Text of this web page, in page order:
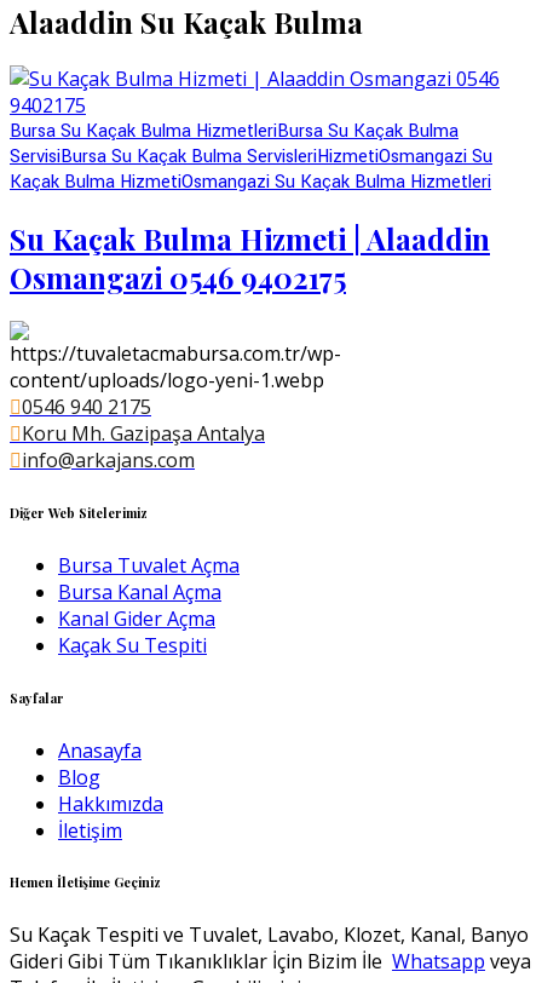
Alaaddin Su Kaçak Bulma
Bursa Su Kaçak Bulma HizmetleriBursa Su Kaçak Bulma
ServisiBursa Su Kaçak Bulma ServisleriHizmetiOsmangazi Su
Kaçak Bulma HizmetiOsmangazi Su Kaçak Bulma Hizmetleri
Su Kaçak Bulma Hizmeti | Alaaddin
Osmangazi 0546 9402175
0546 940 2175
Koru Mh. Gazipaşa Antalya
info@arkajans.com
Diğer Web Sitelerimiz
Bursa Tuvalet Açma
Bursa Kanal Açma
Kanal Gider Açma
Kaçak Su Tespiti
Sayfalar
Anasayfa
Blog
Hakkımızda
İletişim
Hemen İletişime Geçiniz
Su Kaçak Tespiti ve Tuvalet, Lavabo, Klozet, Kanal, Banyo
Gideri Gibi Tüm Tıkanıklıklar İçin Bizim İle Whatsapp veya